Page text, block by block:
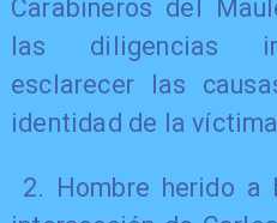
Carabineros del
las diligencias
esclarecer las
identidad de la
2. Hombre herido a